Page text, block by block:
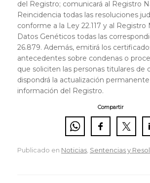
del Registro; comunicará al Registro
Reincidencia todas las resoluciones
conforme a la Ley 22.117 y al Registro
Datos Genéticos todas las
26.879. Además, emitirá los
antecedentes sobre condenas o
que soliciten las personas titulares de
dispondrá la actualización
información del Registro.
Compartir
Publicado en Noticias Sentencias y